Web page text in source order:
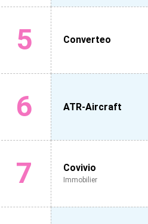
5 Converteo
6 ATR-Aircraft
7 Covivio
Immobilier